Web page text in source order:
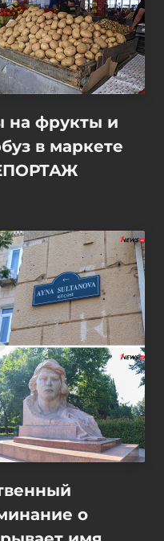
на фрукты и
в маркете
о